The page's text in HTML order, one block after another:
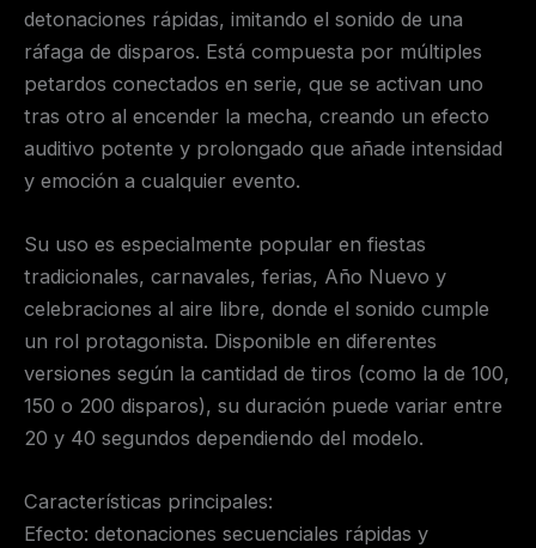
detonaciones rápidas, imitando el sonido de una
ráfaga de disparos. Está compuesta por múltiples
petardos conectados en serie, que se activan uno
tras otro al encender la mecha, creando un efecto
auditivo potente y prolongado que añade intensidad
y emoción a cualquier evento.
Su uso es especialmente popular en fiestas
tradicionales, carnavales, ferias, Año Nuevo y
celebraciones al aire libre, donde el sonido cumple
un rol protagonista. Disponible en diferentes
versiones según la cantidad de tiros (como la de 100,
150 o 200 disparos), su duración puede variar entre
20 y 40 segundos dependiendo del modelo.
Características principales:
Efecto: detonaciones secuenciales rápidas y